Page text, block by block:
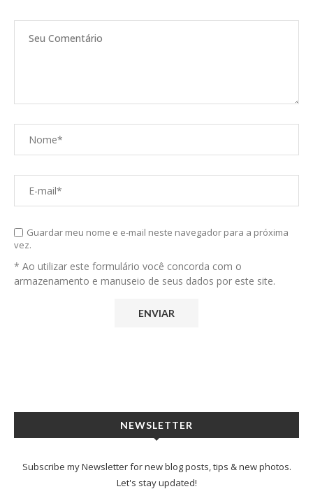
Guardar meu nome e e-mail neste navegador para a próxima
vez.
* Ao utilizar este formulário você concorda com o
armazenamento e manuseio de seus dados por este site.
NEWSLETTER
Subscribe my Newsletter for new blog posts, tips & new photos.
Let's stay updated!